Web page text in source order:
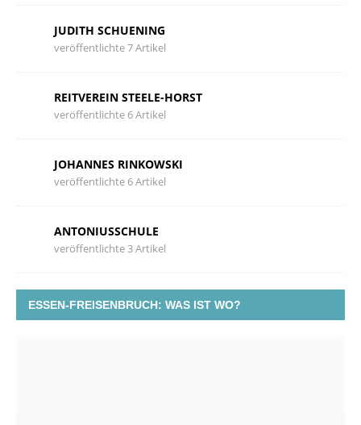
JUDITH SCHUENING
veröffentlichte 7 Artikel
REITVEREIN STEELE-HORST
veröffentlichte 6 Artikel
JOHANNES RINKOWSKI
veröffentlichte 6 Artikel
ANTONIUSSCHULE
veröffentlichte 3 Artikel
ESSEN-FREISENBRUCH: WAS IST WO?